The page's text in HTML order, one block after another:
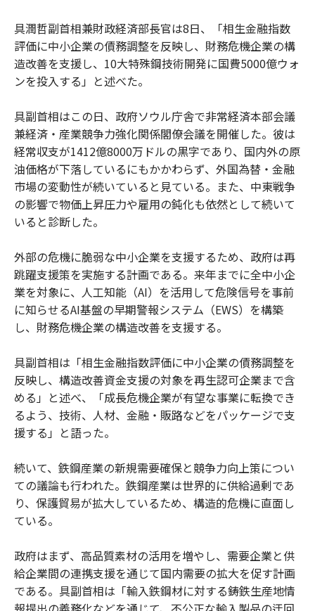
具潤哲副首相兼財政経済部長官は8日、「相生金融指数
評価に中小企業の債務調整を反映し、財務危機企業の構
造改善を支援し、10大特殊鋼技術開発に国費5000億ウォ
ンを投入する」と述べた。
具副首相はこの日、政府ソウル庁舎で非常経済本部会議
兼経済・産業競争力強化関係閣僚会議を開催した。彼は
経常収支が1412億8000万ドルの黒字であり、国内外の原
油価格が下落しているにもかかわらず、外国為替・金融
市場の変動性が続いていると見ている。また、中東戦争
の影響で物価上昇圧力や雇用の鈍化も依然として続いて
いると診断した。
外部の危機に脆弱な中小企業を支援するため、政府は再
跳躍支援策を実施する計画である。来年までに全中小企
業を対象に、人工知能（AI）を活用して危険信号を事前
に知らせるAI基盤の早期警報システム（EWS）を構築
し、財務危機企業の構造改善を支援する。
具副首相は「相生金融指数評価に中小企業の債務調整を
反映し、構造改善資金支援の対象を再生認可企業まで含
める」と述べ、「成長危機企業が有望な事業に転換でき
るよう、技術、人材、金融・販路などをパッケージで支
援する」と語った。
続いて、鉄鋼産業の新規需要確保と競争力向上策につい
ての議論も行われた。鉄鋼産業は世界的に供給過剰であ
り、保護貿易が拡大しているため、構造的危機に直面し
ている。
政府はまず、高品質素材の活用を増やし、需要企業と供
給企業間の連携支援を通じて国内需要の拡大を促す計画
である。具副首相は「輸入鉄鋼材に対する鋳鉄生産地情